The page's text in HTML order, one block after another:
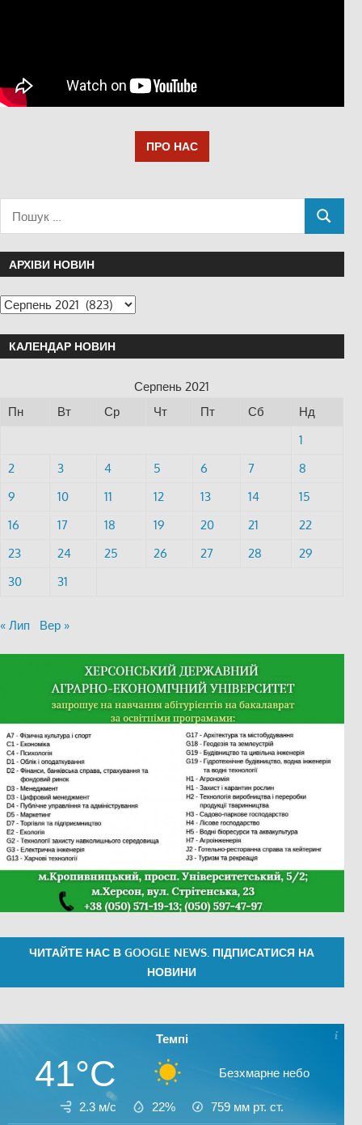
ПРО НАС
АРХІВИ НОВИН
КАЛЕНДАР НОВИН
Серпень 2021
Пн
Вт Ср Чт Пт Сб
Нд
1
2
3 4 5 6 7
8
9
10 11 12 13 14
15
16
17 18 19 20 21
22
23
24 25 26 27 28
29
30
31
« Лип Вер »
ЧИТАЙТЕ НАС В GOOGLE NEWS. ПІДПИСАТИСЯ НА
НОВИНИ
Темпі
41°C Безхмарне небо
2.3 м/с 22% 759 мм рт. ст.